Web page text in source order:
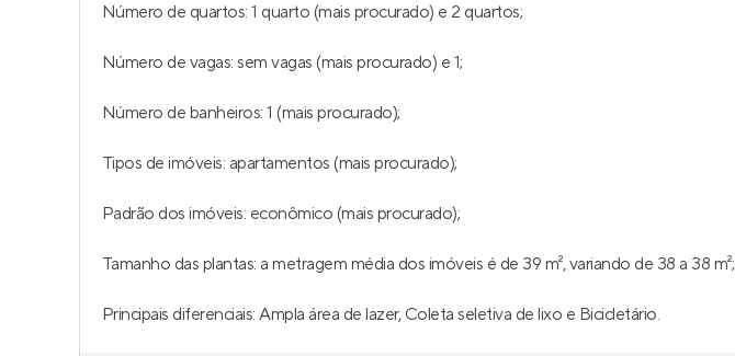
Número de quartos: 1 quarto (mais procurado) e 2 quartos;
Número de vagas: sem vagas (mais procurado) e 1;
Número de banheiros: 1 (mais procurado);
Tipos de imóveis: apartamentos (mais procurado);
Padrão dos imóveis: econômico (mais procurado);
Tamanho das plantas: a metragem média dos imóveis é de 39 m², variando de 38 a 38 m²;
Principais diferenciais: Ampla área de lazer, Coleta seletiva de lixo e Bicicletário.